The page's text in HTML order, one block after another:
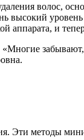
волос,
и
Эти методы